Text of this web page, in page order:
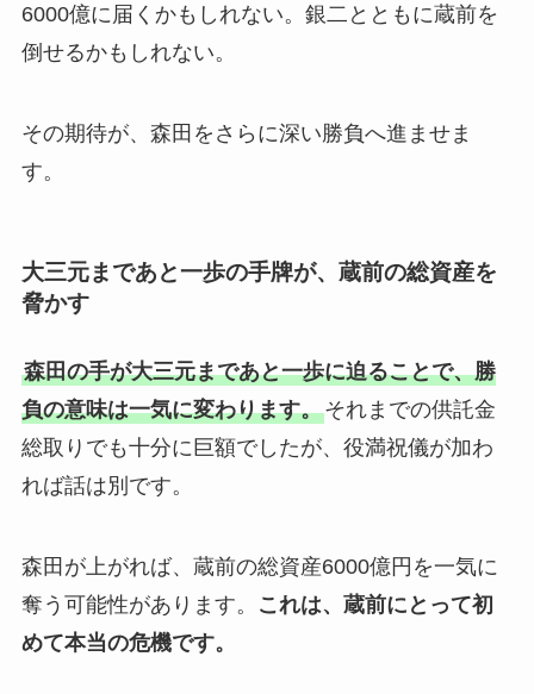
6000億に届くかもしれない。銀二とともに蔵前を
倒せるかもしれない。
その期待が、森田をさらに深い勝負へ進ませま
す。
大三元まであと一歩の手牌が、蔵前の総資産を
脅かす
森田の手が大三元まであと一歩に迫ることで、勝
負の意味は一気に変わります。それまでの供託金
総取りでも十分に巨額でしたが、役満祝儀が加わ
れば話は別です。
森田が上がれば、蔵前の総資産6000億円を一気に
奪う可能性があります。
これは、蔵前にとって初
めて本当の危機です。